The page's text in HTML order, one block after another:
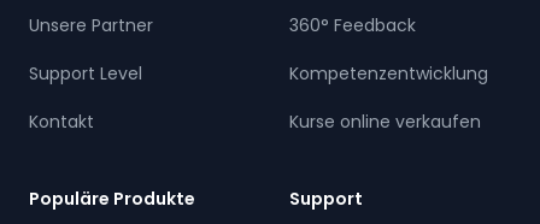
Unsere Partner
Support Level
Kontakt
Populäre Produkte
360° Feedback
Kompetenzentwicklung
Kurse online verkaufen
Support